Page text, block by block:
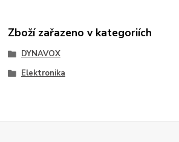
Zboží zařazeno v kategoriích
DYNAVOX
Elektronika